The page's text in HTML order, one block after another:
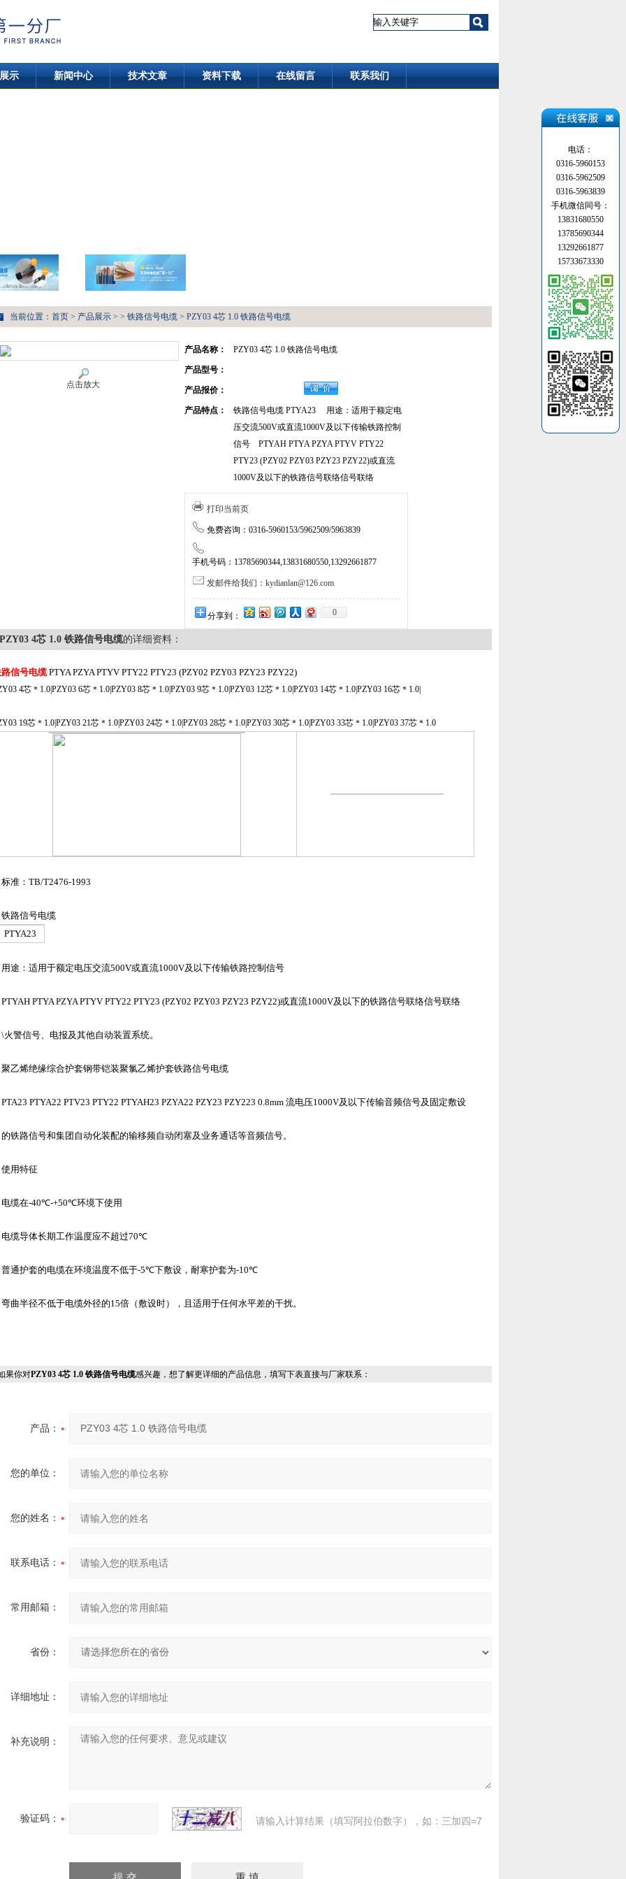
示 新闻中心 技术文章 资料下载 在线留言 联系我们
当前位置： 首页 > 产品展示 > > 铁路信号电缆 > PZY03 4芯 1.0 铁路信号电缆
点击放大
产品名称： PZY03 4芯 1.0 铁路信号电缆
产品型号：
产品报价：
产品特点：
铁路信号电缆 PTYA23 用途：适用于额定电
压交流500V或直流1000V及以下传输铁路控制
信号 PTYAH PTYA PZYA PTYV PTY22
PTY23 (PZY02 PZY03 PZY23 PZY22)或直流
1000V及以下的铁路信号联络信号联络
打印当前页
免费咨询：0316-5960153/5962509/5963839
手机号码：13785690344,13831680550,13292661877
发邮件给我们：kydianlan@126.com
分享到： 0
PZY03 4芯 1.0 铁路信号电缆的详细资料：
信号电缆 PTYA PZYA PTYV PTY22 PTY23 (PZY02 PZY03 PZY23 PZY22)
4芯 ＊1.0|PZY03 6芯 ＊1.0|PZY03 8芯 ＊1.0|PZY03 9芯 ＊1.0|PZY03 12芯 ＊1.0|PZY03 14芯 ＊1.0|PZY03 16芯 ＊1.0|
19芯 ＊1.0|PZY03 21芯 ＊1.0|PZY03 24芯 ＊1.0|PZY03 28芯 ＊1.0|PZY03 30芯 ＊1.0|PZY03 33芯 ＊1.0|PZY03 37芯 ＊1.0
准：TB/T2476-1993
路信号电缆
PTYA23
途：适用于额定电压交流500V或直流1000V及以下传输铁路控制信号
PTYA PZYA PTYV PTY22 PTY23 (PZY02 PZY03 PZY23 PZY22)或直流1000V及以下的铁路信号联络信号联络
警信号、电报及其他自动装置系统。
乙烯绝缘综合护套钢带铠装聚氯乙烯护套铁路信号电缆
PTYA22 PTV23 PTY22 PTYAH23 PZYA22 PZY23 PZY223 0.8mm 流电压1000V及以下传输音频信号及固定敷设
路信号和集团自动化装配的输移频自动闭塞及业务通话等音频信号。
用特征
缆在-40℃-+50℃环境下使用
缆导体长期工作温度应不超过70℃
通护套的电缆在环境温度不低于-5℃下敷设，耐寒护套为-10℃
半径不低于电缆外径的15倍（敷设时），且适用于任何水平差的干扰。
你对PZY03 4芯 1.0 铁路信号电缆感兴趣，想了解更详细的产品信息，填写下表直接与厂家联系：
产品：
您的单位：
您的姓名：
联系电话：
常用邮箱：
省份：
详细地址：
补充说明：
验证码： 请输入计算结果（填写阿拉伯数字），如：三加四=7
电话：
0316-5960153
0316-5962509
0316-5963839
手机微信同号：
13831680550
13785690344
13292661877
15733673330